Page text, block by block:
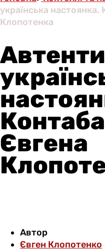
українська настоянка.
Клопотенка
Євгена
Автор
Євген Клопотенко